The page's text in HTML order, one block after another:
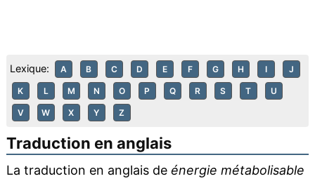
Lexique: A B C D E F G H I J
K L M N O P Q R S T U
V W X Y Z
Traduction en anglais
La traduction en anglais de énergie métabolisable